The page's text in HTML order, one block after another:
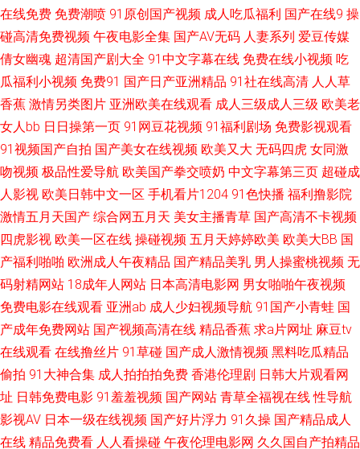
精品 色悠悠在线直播网站 超碰日韩 肏屄视频一区 五月天性交网 成人不卡视
精品久久 99久草 手机在线成人青青草原 超碰人人91网 偷拍福利导航 大香蕉
在线观看8 91电影院女人的天堂 老司机福利3区 91人人妻人人操 免费小视频
在线观看 91熟妇在线视频 青青操aV 97在线偷拍 视频区欧美 操B偷情毛片
91超碰福利电影 久久亚洲熟妇中文字幕 91污秽网站 日韩金典免费av 99超碰
福利导航 丝瓜网站 国产精品国产高清 91干逼淫秽视频网站 首页av福利 豆花
成人网站在线观看 91re伊人 九一色交 91啦中文在线伦 欧美日韩免费观看网
址 91最新在线视频 五月亭在线 精品久成人久九 91恋足 日干嫩妇 AV福利在
线导航 深爱激情激动网 超碰97欧美 大香蕉99伊人 在线视频第一页 九色91
在线 97香蕉人人 超碰在线22 欧洲香蕉视频2 影音先锋av男人网 无码中文字
在线免费 免费潮喷 91原创国产视频 成人吃瓜福利 国产在线9 操
碰高清免费视频 午夜电影全集 国产AV无码 人妻系列 爱豆传媒
倩女幽魂 超清国产剧大全 91中文字幕在线 免费在线小视频 吃
瓜福利小视频 免费91 国产日产亚洲精品 91社在线高清 人人草
香蕉 激情另类图片 亚洲欧美在线观看 成人三级成人三级 欧美老
女人bb 日日操第一页 91网豆花视频 91福利剧场 免费影视观看
91视频国产自拍 国产美女在线视频 欧美又大 无码四虎 女同激
吻视频 极品性爱导航 欧美国产拳交喷奶 中文字幕第三页 超碰成
人影视 欧美日韩中文一区 手机看片1204 91色快播 福利撸影院
激情五月天国产 综合网五月天 美女主播青草 国产高清不卡视频
四虎影视 欧美一区在线 操碰视频 五月天婷婷欧美 欧美大BB 国
产福利啪啪 欧洲成人午夜精品 国产精品美乳 男人操蜜桃视频 无
码射精网站 18成年人网站 日本高清电影网 男女啪啪午夜视频
免费电影在线观看 亚洲ab 成人少妇视频导航 91国产小青蛙 国
产成年免费网站 国产视频高清在线 精品香蕉 求a片网址 麻豆tv
在线观看 在线撸丝片 91草碰 国产成人激情视频 黑料吃瓜精品
偷拍 91大神合集 成人拍拍拍免费 香港伦理剧 日韩大片观看网
址 日韩免费电影 91羞羞视频 国产网站 青草全福视在线 性导航
影视AV 日本一级在线视频 国产好片浮力 91久操 国产精品成人
在线 精品免费看 人人看操碰 午夜伦理电影网 久久国自产拍精品